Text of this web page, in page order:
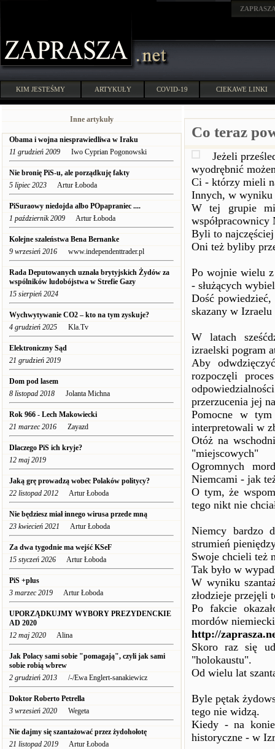
KIM JESTEŚMY ARTYKUŁY COVID-19 CIEKAWE LINKI
Inne artykuły
Obama i wojna niesprawiedliwa w Iraku
11 grudzień 2009 Iwo Cyprian Pogonowski
Nie bronię PiS-u, ale porządkuję fakty
5 lipiec 2023 Artur Łoboda
PiSuraowy niedojda albo POpapraniec ....
1 październik 2009 Artur Łoboda
Kolejne szaleństwa Bena Bernanke
9 wrzesień 2016 www.independenttrader.pl
Rada Deputowanych uznała brytyjskich Żydów za
wspólników ludobójstwa w Strefie Gazy
15 sierpień 2024
Wychwytywanie CO2 – kto na tym zyskuje?
4 grudzień 2025 Kla.Tv
Elektroniczny Sąd
21 grudzień 2019
Dom pod lasem
8 listopad 2018 Jolanta Michna
Rok 966 - Lech Makowiecki
21 marzec 2016 Zayazd
Dlaczego PiS ich kryje?
12 maj 2019
Jaką grę prowadzą wobec Polaków politycy?
22 listopad 2012 Artur Łoboda
Nie będziesz miał innego wirusa przede mną
23 kwiecień 2021 Artur Łoboda
Za dwa tygodnie ma wejść KSeF
15 styczeń 2026 Artur Łoboda
PiS +plus
3 marzec 2019 Artur Łoboda
UPORZĄDKUJMY WYBORY PREZYDENCKIE
AD 2020
12 maj 2020 Alina
Jak Polacy sami sobie "pomagają", czyli jak sami
sobie robią wbrew
2 grudzień 2013 /-/Ewa Englert-sanakiewicz
Doktor Roberto Petrella
3 wrzesień 2020 Wegeta
Nie dajmy się szantażować przez żydohołotę
21 listopad 2019 Artur Łoboda
Co teraz
Jeżeli
wyodrębnić
Ci - którzy mieli
Innych, w wyniku
W tej grupie
Byli to
Oni też byliby
Po wojnie wielu z
- służących
Dość
skazany w
W latach
izraelski pogram
Aby
rozpoczęli
przerzucenia jej
Pomocne w
interpretowali w
Otóż na
"miejscowych"
Ogromnych
Niemcami - jak
O tym, że
tego nikt nie
Niemcy bardzo
strumień
Swoje chcieli też
Tak było w
W wyniku
złodzieje przejęli
Po fakcie
mordów
http://
Skoro raz się
"holokaustu".
Od wielu lat
Byle pętak
tego nie widzą.
Kiedy - na
historyczne - w